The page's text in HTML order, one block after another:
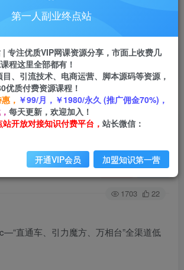
达70%
员免费 正文
直通车、引力魔方、万相台”全
玩法
终点站 关注 私信
1703 22
第一人副业终点站
专注优质VIP网课资源分享，市面上收费几
程这里全部都有！
、引流技术、电商运营、脚本源码等资源，
优质付费资源课程！
， ￥99/月，￥1980/永久 (推广佣金70%)，
每天更新，欢迎加入！
开放对接知识付费平台， 站长微信：
开通VIP会员 加盟知识第一营